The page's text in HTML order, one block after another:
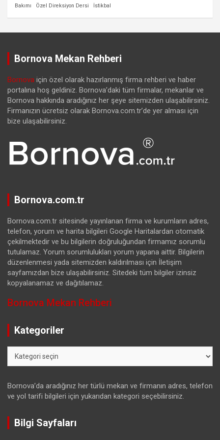
Bakımı
Özel Direksiyon Dersi İstikbal
Bornova Mekan Rehberi
Bornova için özel olarak hazırlanmış firma rehberi ve haber
portalına hoş geldiniz. Bornova’daki tüm firmalar, mekanlar ve
Bornova hakkında aradığınız her şeye sitemizden ulaşabilirsiniz.
Firmanızın ücretsiz olarak Bornova.com.tr’de yer alması için
bize ulaşabilirsiniz.
Bornova.com.tr
Bornova.com.tr sitesinde yayınlanan firma ve kurumların adres,
telefon, yorum ve harita bilgileri Google Haritalardan otomatik
çekilmektedir ve bu bilgilerin doğruluğundan firmamız sorumlu
tutulamaz. Yorum sorumlulukları yorum yapana aittir. Bilgilerin
düzenlenmesi yada sitemizden kaldırılması için İletişim
sayfamızdan bize ulaşabilirsiniz. Sitedeki tüm bilgiler izinsiz
kopyalanamaz ve dağıtılamaz.
Bornova Mekan Rehberi
Kategoriler
Bornova’da aradığınız her türlü mekan ve firmanın adres, telefon
ve yol tarifi bilgileri için yukarıdan kategori seçebilirsiniz.
Bilgi Sayfaları